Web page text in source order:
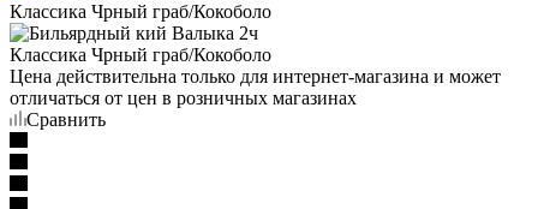
Цена действительна только для интернет-магазина и может
отличаться от цен в розничных магазинах
Сравнить